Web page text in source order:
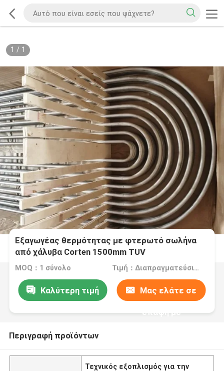
1 / 1
Εξαγωγέας θερμότητας με φτερωτό σωλήνα
από χάλυβα Corten 1500mm TUV
πιστοποιημένο
MOQ：1 σύνολο Τιμή：Διαπραγματεύσιμα
Καλύτερη τιμή Μας ελάτε σε
επαφή με
Περιγραφή προϊόντων
Τεχνικός εξοπλισμός για την